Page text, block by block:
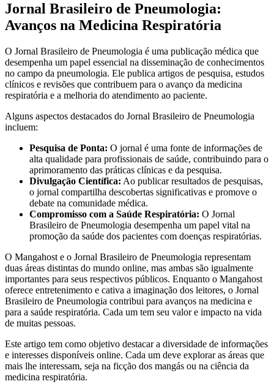
Jornal Brasileiro de Pneumologia:
Avanços na Medicina Respiratória
O Jornal Brasileiro de Pneumologia é uma publicação médica que
desempenha um papel essencial na disseminação de conhecimentos
no campo da pneumologia. Ele publica artigos de pesquisa, estudos
clínicos e revisões que contribuem para o avanço da medicina
respiratória e a melhoria do atendimento ao paciente.
Alguns aspectos destacados do Jornal Brasileiro de Pneumologia
incluem:
Pesquisa de Ponta: O jornal é uma fonte de informações de
alta qualidade para profissionais de saúde, contribuindo para o
aprimoramento das práticas clínicas e da pesquisa.
Divulgação Científica: Ao publicar resultados de pesquisas,
o jornal compartilha descobertas significativas e promove o
debate na comunidade médica.
Compromisso com a Saúde Respiratória: O Jornal
Brasileiro de Pneumologia desempenha um papel vital na
promoção da saúde dos pacientes com doenças respiratórias.
O Mangahost e o Jornal Brasileiro de Pneumologia representam
duas áreas distintas do mundo online, mas ambas são igualmente
importantes para seus respectivos públicos. Enquanto o Mangahost
oferece entretenimento e cativa a imaginação dos leitores, o Jornal
Brasileiro de Pneumologia contribui para avanços na medicina e
para a saúde respiratória. Cada um tem seu valor e impacto na vida
de muitas pessoas.
Este artigo tem como objetivo destacar a diversidade de informações
e interesses disponíveis online. Cada um deve explorar as áreas que
mais lhe interessam, seja na ficção dos mangás ou na ciência da
medicina respiratória.